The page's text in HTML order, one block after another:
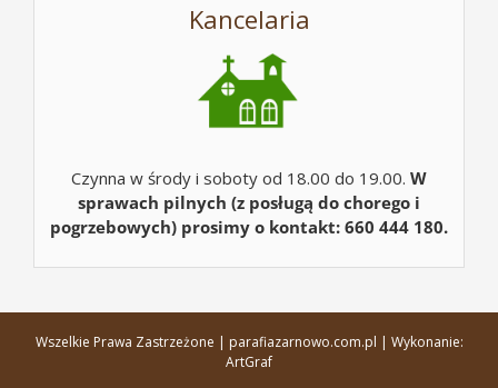
Kancelaria
Czynna w środy i soboty od 18.00 do 19.00. W
sprawach pilnych (z posługą do chorego i
pogrzebowych) prosimy o kontakt: 660 444 180.
Wszelkie Prawa Zastrzeżone | parafiazarnowo.com.pl | Wykonanie:
ArtGraf